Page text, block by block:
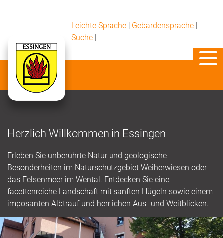
Leichte Sprache | Gebärdensprache |
Suche |
Herzlich Willkommen in Essingen
Erleben Sie unberührte Natur und geologische
Besonderheiten im Naturschutzgebiet Weiherwiesen oder
das Felsenmeer im Wental. Entdecken Sie eine
facettenreiche Landschaft mit sanften Hügeln sowie einem
imposanten Albtrauf und herrlichen Aus- und Weitblicken.